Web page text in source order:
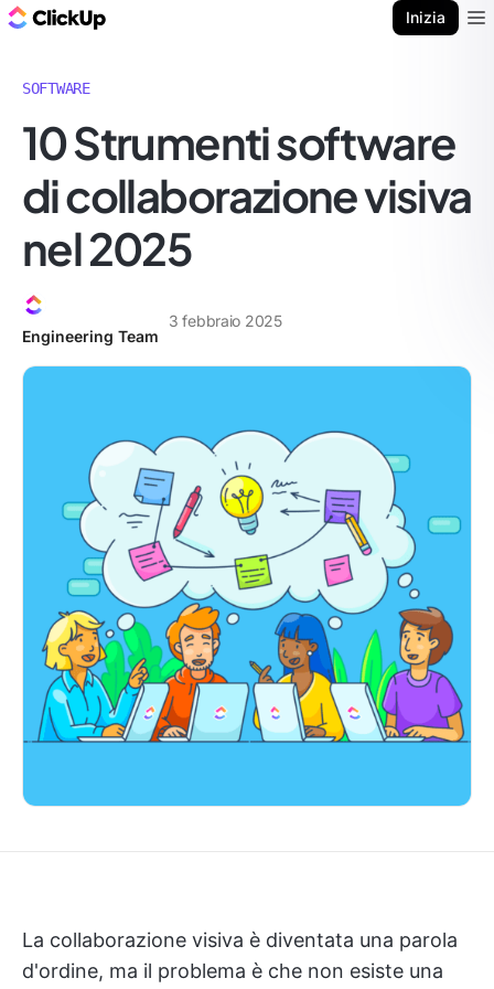
Inizia
SOFTWARE
10 Strumenti software
di collaborazione visiva
nel 2025
Engineering Team
3 febbraio 2025
La collaborazione visiva è diventata una parola
d'ordine, ma il problema è che non esiste una